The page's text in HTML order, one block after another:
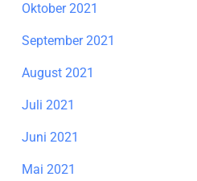
Oktober 2021
September 2021
August 2021
Juli 2021
Juni 2021
Mai 2021